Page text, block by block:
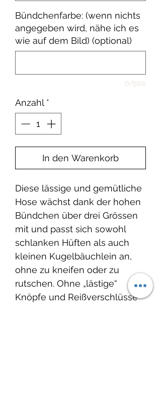
Bündchenfarbe: (wenn nichts
angegeben wird, nähe ich es
wie auf dem Bild) (optional)
0/500
Anzahl *
In den Warenkorb
Diese lässige und gemütliche
Hose wächst dank der hohen
Bündchen über drei Grössen
mit und passt sich sowohl
schlanken Hüften als auch
kleinen Kugelbäuchlein an,
ohne zu kneifen oder zu
rutschen. Ohne „lästige“
Knöpfe und Reißverschlüsse